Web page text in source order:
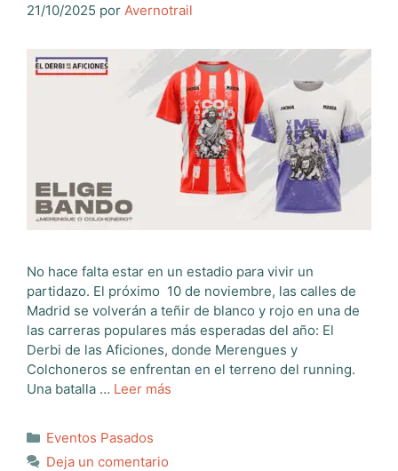
21/10/2025 por Avernotrail
No hace falta estar en un estadio para vivir un
partidazo. El próximo 10 de noviembre, las calles de
Madrid se volverán a teñir de blanco y rojo en una de
las carreras populares más esperadas del año: El
Derbi de las Aficiones, donde Merengues y
Colchoneros se enfrentan en el terreno del running.
Una batalla … Leer más
Categorías
Eventos Pasados
Deja un comentario